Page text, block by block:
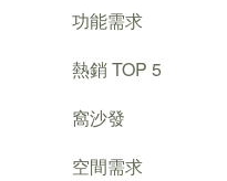
功能需求
熱銷 TOP 5
窩沙發
空間需求